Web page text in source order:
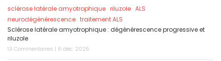
sclérose latérale amyotrophique riluzole ALS
neurodégénérescence traitement ALS
Sclérose latérale amyotrophique : dégénérescence progressive et
riluzole
13 Commentaires | 6 déc. 2025